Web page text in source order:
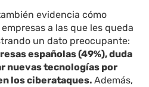
evidencia cómo
a las que les queda
un dato preocupante:
españolas (49%), duda
nuevas tecnologías por
los ciberataques.Además,